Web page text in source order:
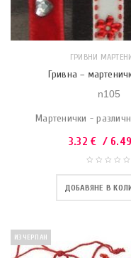
ГРИВНИ
Гривна –
n105
Мартенички -
3.32€ /
ДОБАВЯНЕ В
ИЗЧЕРПАН